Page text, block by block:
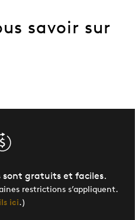
savoir sur
sont gratuits et faciles.
restrictions s’appliquent.
ici.)